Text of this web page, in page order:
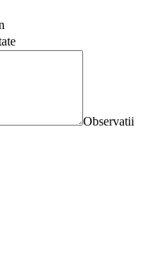
Observatii